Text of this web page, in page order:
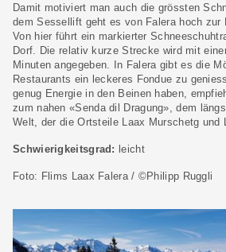
Damit motiviert man auch die grössten
dem Sessellift geht es von Falera hoch zur
Von hier führt ein markierter
Dorf. Die relativ kurze Strecke wird mit
Minuten angegeben. In Falera gibt es die
Restaurants ein leckeres Fondue zu
genug Energie in den Beinen haben,
zum nahen «Senda dil Dragung», dem
Welt, der die Ortsteile Laax Murschetg und
Schwierigkeitsgrad: leicht
Foto: Flims Laax Falera / ©Philipp Ruggli